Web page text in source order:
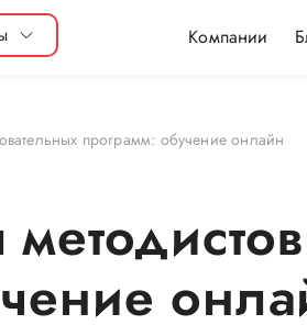
Компании
программ: обучение онлайн